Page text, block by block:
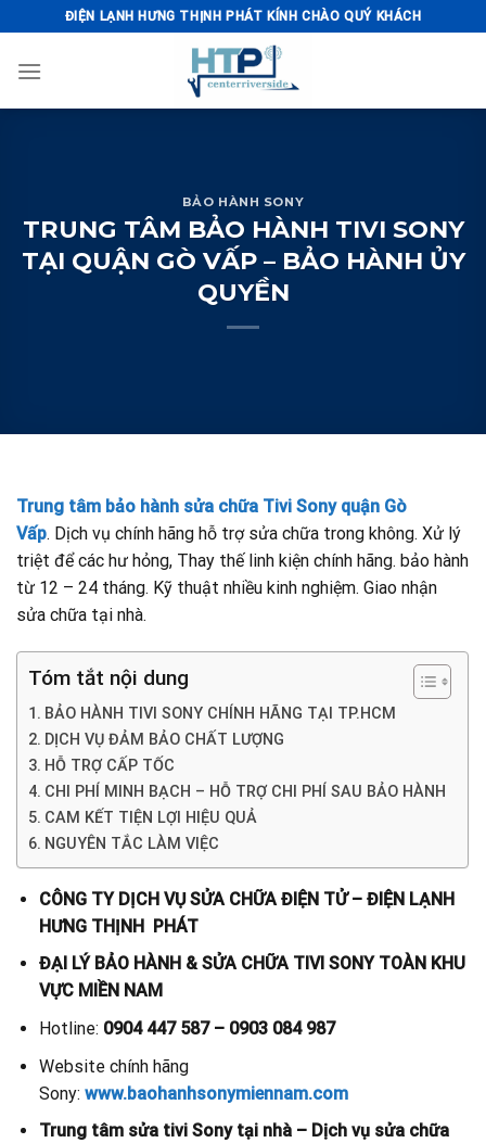
to
content
ĐIỆN LẠNH HƯNG THỊNH PHÁT KÍNH CHÀO QUÝ KHÁCH
BẢO HÀNH SONY
TRUNG TÂM BẢO HÀNH TIVI SONY
TẠI QUẬN GÒ VẤP – BẢO HÀNH ỦY
QUYỀN
Trung tâm bảo hành sửa chữa Tivi Sony quận Gò
Vấp. Dịch vụ chính hãng hỗ trợ sửa chữa trong không. Xử lý
triệt để các hư hỏng, Thay thế linh kiện chính hãng. bảo hành
từ 12 – 24 tháng. Kỹ thuật nhiều kinh nghiệm. Giao nhận
sửa chữa tại nhà.
Tóm tắt nội dung
BẢO HÀNH TIVI SONY CHÍNH HÃNG TẠI TP.HCM
DỊCH VỤ ĐẢM BẢO CHẤT LƯỢNG
HỖ TRỢ CẤP TỐC
CHI PHÍ MINH BẠCH – HỖ TRỢ CHI PHÍ SAU BẢO HÀNH
CAM KẾT TIỆN LỢI HIỆU QUẢ
NGUYÊN TẮC LÀM VIỆC
CÔNG TY DỊCH VỤ SỬA CHỮA ĐIỆN TỬ – ĐIỆN LẠNH
HƯNG THỊNH PHÁT
ĐẠI LÝ BẢO HÀNH & SỬA CHỮA TIVI SONY TOÀN KHU
VỰC MIỀN NAM
Hotline: 0904 447 587 – 0903 084 987
Website chính hãng
Sony: www.baohanhsonymiennam.com
Trung tâm sửa tivi Sony tại nhà – Dịch vụ sửa chữa